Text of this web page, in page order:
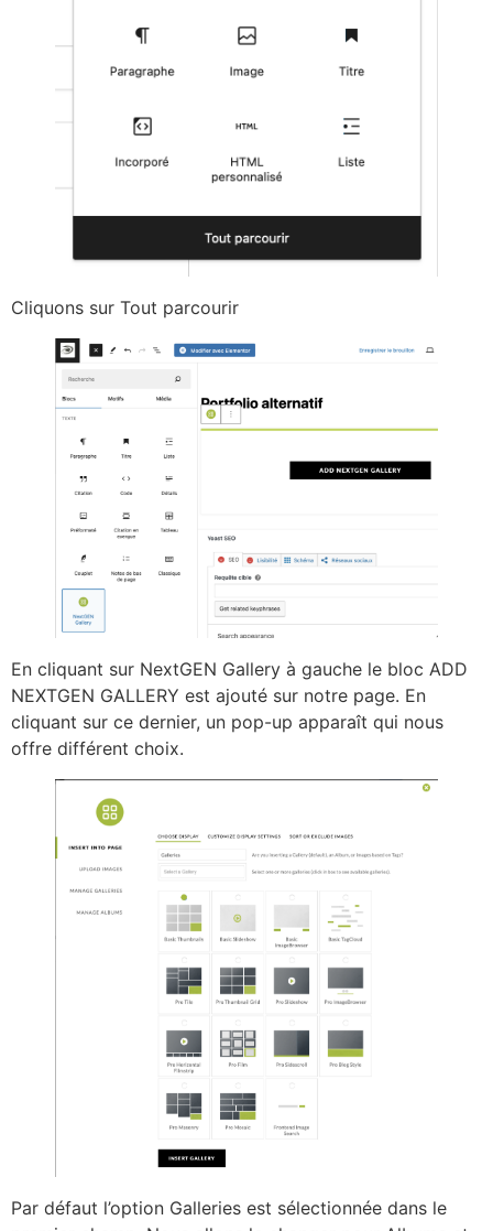
Cliquons sur Tout parcourir
En cliquant sur NextGEN Gallery à gauche le bloc ADD
NEXTGEN GALLERY est ajouté sur notre page. En
cliquant sur ce dernier, un pop-up apparaît qui nous
offre différent choix.
Par défaut l’option Galleries est sélectionnée dans le